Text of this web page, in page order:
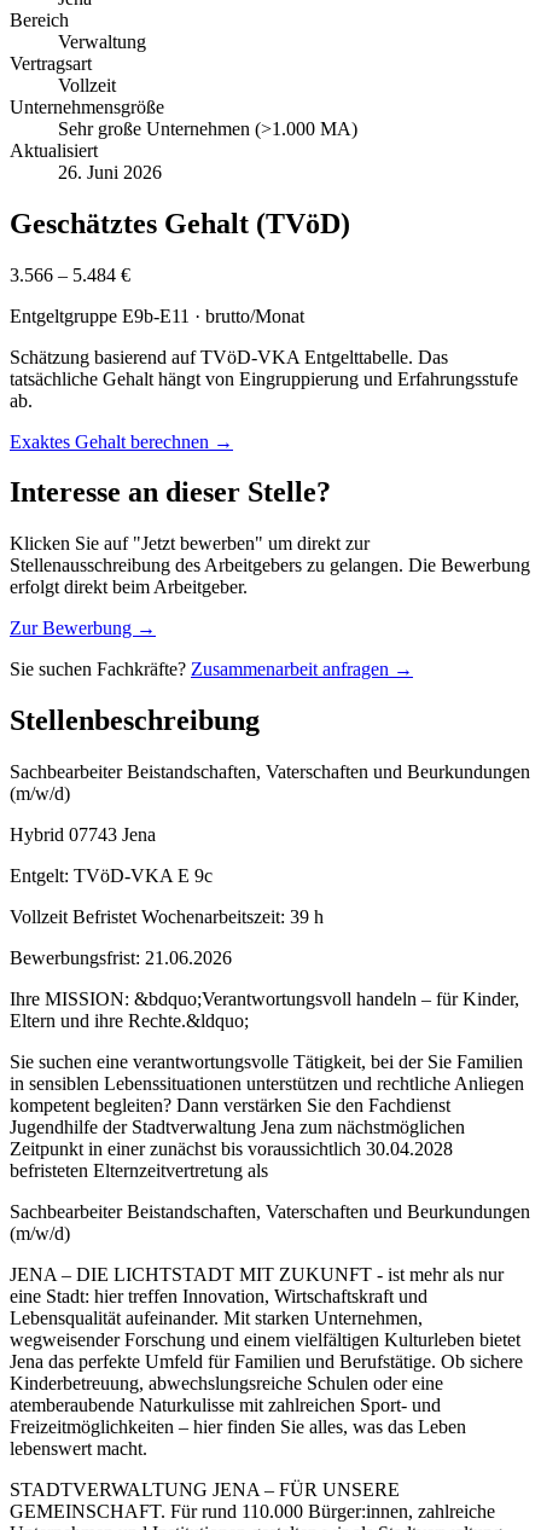
Bereich
Verwaltung
Vertragsart
Vollzeit
Unternehmensgröße
Sehr große Unternehmen (>1.000 MA)
Aktualisiert
26. Juni 2026
Geschätztes Gehalt (TVöD)
3.566 – 5.484 €
Entgeltgruppe E9b-E11 · brutto/Monat
Schätzung basierend auf TVöD-VKA Entgelttabelle. Das
tatsächliche Gehalt hängt von Eingruppierung und Erfahrungsstufe
ab.
Exaktes Gehalt berechnen →
Interesse an dieser Stelle?
Klicken Sie auf "Jetzt bewerben" um direkt zur
Stellenausschreibung des Arbeitgebers zu gelangen. Die Bewerbung
erfolgt direkt beim Arbeitgeber.
Zur Bewerbung →
Sie suchen Fachkräfte? Zusammenarbeit anfragen →
Stellenbeschreibung
Sachbearbeiter Beistandschaften, Vaterschaften und Beurkundungen
(m/w/d)
Hybrid 07743 Jena
Entgelt: TVöD-VKA E 9c
Vollzeit Befristet Wochenarbeitszeit: 39 h
Bewerbungsfrist: 21.06.2026
Ihre MISSION: &bdquo;Verantwortungsvoll handeln – für Kinder,
Eltern und ihre Rechte.&ldquo;
Sie suchen eine verantwortungsvolle Tätigkeit, bei der Sie Familien
in sensiblen Lebenssituationen unterstützen und rechtliche Anliegen
kompetent begleiten? Dann verstärken Sie den Fachdienst
Jugendhilfe der Stadtverwaltung Jena zum nächstmöglichen
Zeitpunkt in einer zunächst bis voraussichtlich 30.04.2028
befristeten Elternzeitvertretung als
Sachbearbeiter Beistandschaften, Vaterschaften und Beurkundungen
(m/w/d)
JENA – DIE LICHTSTADT MIT ZUKUNFT - ist mehr als nur
eine Stadt: hier treffen Innovation, Wirtschaftskraft und
Lebensqualität aufeinander. Mit starken Unternehmen,
wegweisender Forschung und einem vielfältigen Kulturleben bietet
Jena das perfekte Umfeld für Familien und Berufstätige. Ob sichere
Kinderbetreuung, abwechslungsreiche Schulen oder eine
atemberaubende Naturkulisse mit zahlreichen Sport- und
Freizeitmöglichkeiten – hier finden Sie alles, was das Leben
lebenswert macht.
STADTVERWALTUNG JENA – FÜR UNSERE
GEMEINSCHAFT. Für rund 110.000 Bürger:innen, zahlreiche